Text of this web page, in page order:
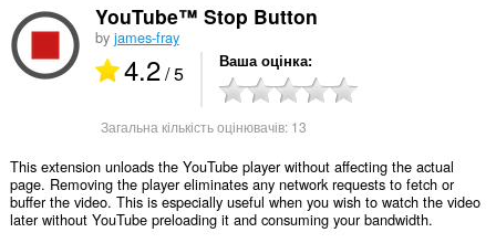
YouTube™ Stop Button
by james-fray
4.2/ 5 Ваша оцінка
Загальна кількість оцінювачів: 13
This extension unloads the YouTube player without affecting the actual
page. Removing the player eliminates any network requests to fetch or
buffer the video. This is especially useful when you wish to watch the video
later without YouTube preloading it and consuming your bandwidth.